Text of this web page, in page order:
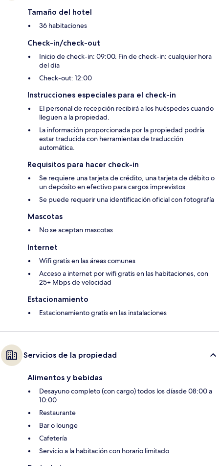
Tamaño del hotel
36 habitaciones
Check-in/check-out
Inicio de check-in: 09:00. Fin de check-in: cualquier hora
del día
Check-out: 12:00
Instrucciones especiales para el check-in
El personal de recepción recibirá a los huéspedes cuando
lleguen a la propiedad.
La información proporcionada por la propiedad podría
estar traducida con herramientas de traducción
automática.
Requisitos para hacer check-in
Se requiere una tarjeta de crédito, una tarjeta de débito o
un depósito en efectivo para cargos imprevistos
Se puede requerir una identificación oficial con fotografía
Mascotas
No se aceptan mascotas
Internet
Wifi gratis en las áreas comunes
Acceso a internet por wifi gratis en las habitaciones, con
25+ Mbps de velocidad
Estacionamiento
Estacionamiento gratis en las instalaciones
Servicios de la propiedad
Alimentos y bebidas
Desayuno completo (con cargo) todos los díasde 08:00 a
10:00
Restaurante
Bar o lounge
Cafetería
Servicio a la habitación con horario limitado